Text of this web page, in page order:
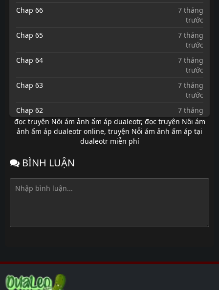
Chap 66
7 tháng
trước
Chap 65
7 tháng
trước
Chap 64
7 tháng
trước
Chap 63
7 tháng
trước
Chap 62
7 tháng
trước
Chap 61
7 tháng
Chap 60
Chap 59
Chap 56
7 tháng
Chap 55
đọc truyện Nỗi ám ảnh ấm áp dualeotr, đọc truyện Nỗi ám
ảnh ấm áp dualeotr online, truyện Nỗi ám ảnh ấm áp tại
dualeotr miễn phí
BÌNH LUẬN